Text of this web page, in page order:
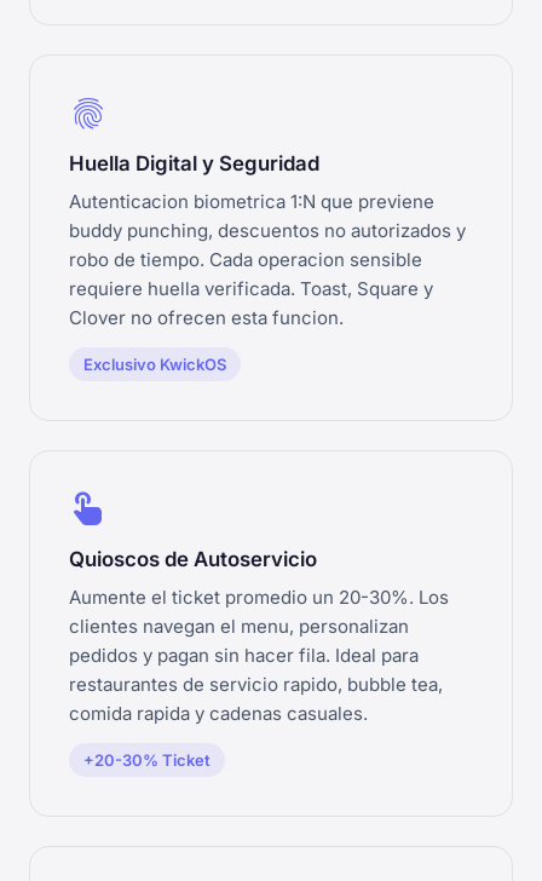
fingerprint
Huella Digital y Seguridad
Autenticacion biometrica 1:N que previene
buddy punching, descuentos no autorizados y
robo de tiempo. Cada operacion sensible
requiere huella verificada. Toast, Square y
Clover no ofrecen esta funcion.
Exclusivo KwickOS
touch_app
Quioscos de Autoservicio
Aumente el ticket promedio un 20-30%. Los
clientes navegan el menu, personalizan
pedidos y pagan sin hacer fila. Ideal para
restaurantes de servicio rapido, bubble tea,
comida rapida y cadenas casuales.
+20-30% Ticket